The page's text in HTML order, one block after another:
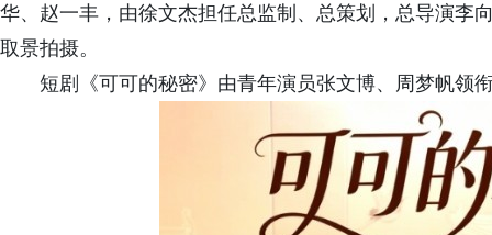
华、赵一丰，由徐文杰担任总监制、总策划，总导演李
取景拍摄。
短剧《可可的秘密》由青年演员张文博、周梦帆领